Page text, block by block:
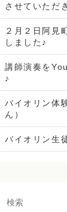
させていただ
２月２日阿見
しました♪
講師演奏を
♪
バイオリン体
ん）
バイオリン生